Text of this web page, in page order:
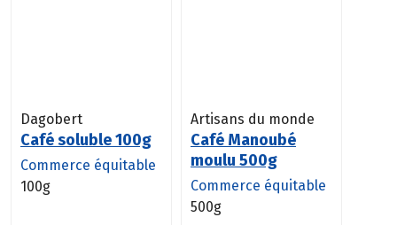
Dagobert
Café soluble 100g
Commerce équitable
100g
Artisans du monde
Café Manoubé
moulu 500g
Commerce équitable
500g